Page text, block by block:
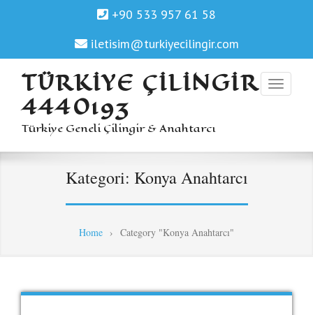
+90 533 957 61 58
iletisim@turkiyecilingir.com
TÜRKIYE ÇILINGIR
4440193
Türkiye Geneli Çilingir & Anahtarcı
Kategori: Konya Anahtarcı
Home › Category "Konya Anahtarcı"